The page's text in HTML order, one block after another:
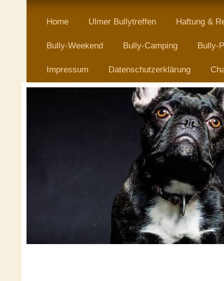
Home Ulmer Bullytreffen Haftung &
Bully-Weekend Bully-Camping Bully-
Impressum Datenschutzerklärung